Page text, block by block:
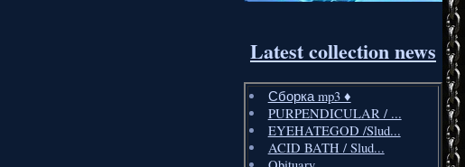
Latest collection news
Сборка mp3 ♦️
PURPENDICULAR / ...
EYEHATEGOD /Slud...
ACID BATH / Slud...